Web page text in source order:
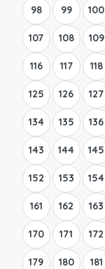
98 99 100
107 108 109
116 117 118
125 126 127
134 135 136
143 144 145
152 153 154
161 162 163
170 171 172
179 180 181